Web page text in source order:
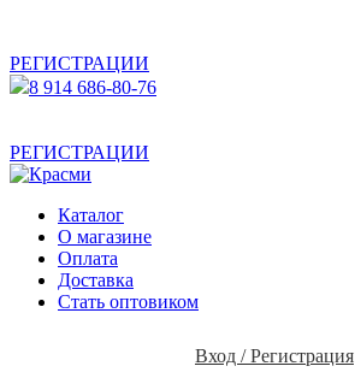
РЕГИСТРАЦИИ
8 914 686-80-76
РЕГИСТРАЦИИ
Каталог
О магазине
Оплата
Доставка
Стать оптовиком
Вход / Регистрация